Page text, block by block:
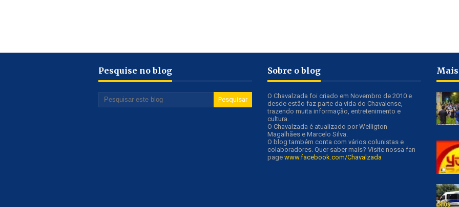
Pesquise no blog Sobre o blog
O Chavalzada foi criado em Novembro de 2010 e
desde estão faz parte da vida do Chavalense,
trazendo muita informação, entretenimento e
cultura.
O Chavalzada é atualizado por Welligton
Magalhães e Marcelo Silva.
O blog também conta com vários colunistas e
colaboradores. Quer saber mais? Visite nossa fan
page www.facebook.com/Chavalzada